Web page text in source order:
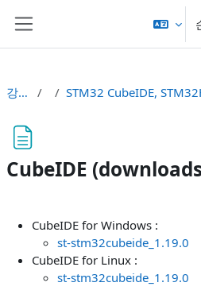
강의 현황 or
CubeIDE
CubeIDE for Windows :
st-stm32cubeide_1.19.0
CubeIDE for Linux :
st-stm32cubeide_1.19.0